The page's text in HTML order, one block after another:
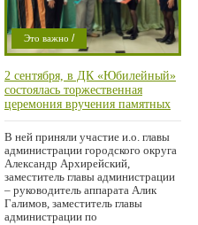
Это важно /
Проишествие/
Город
2 сентября, в ДК «Юбилейный»
состоялась торжественная
церемония вручения памятных
медалей «Дети войны»
В ней приняли участие и.о. главы
администрации городского округа
Александр Архирейский,
заместитель главы администрации
– руководитель аппарата Алик
Галимов, заместитель главы
администрации по